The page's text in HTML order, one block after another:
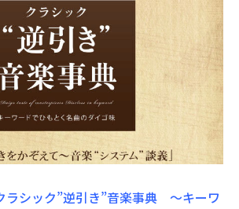
シック”逆引き”音楽事典 〜キーワ